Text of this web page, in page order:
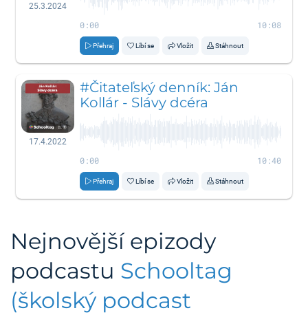
25.3.2024
0:00 10:08
Přehraj Líbí se Vložit Stáhnout
17.4.2022
#Čitateľský denník: Ján
Kollár - Slávy dcéra
0:00 10:40
Přehraj Líbí se Vložit Stáhnout
Nejnovější epizody
podcastu Schooltag
(školský podcast